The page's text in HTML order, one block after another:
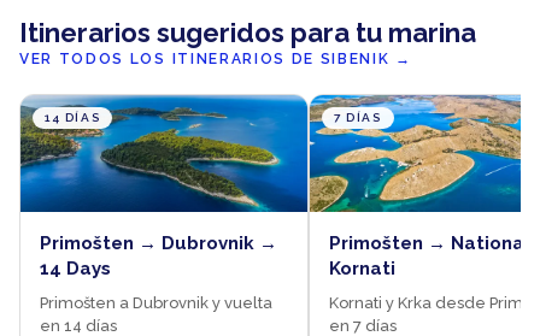
Itinerarios sugeridos para tu marina
VER TODOS LOS ITINERARIOS DE SIBENIK →
14 DÍAS
Primošten → Dubrovnik →
14 Days
Primošten a Dubrovnik y vuelta
en 14 días
7 DÍAS
Primošten → National
Kornati
Kornati y Krka desde
en 7 días